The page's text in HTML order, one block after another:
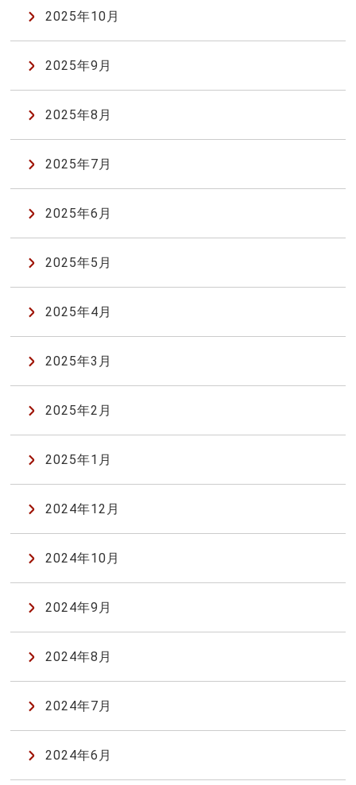
2025年10月
2025年9月
2025年8月
2025年7月
2025年6月
2025年5月
2025年4月
2025年3月
2025年2月
2025年1月
2024年12月
2024年10月
2024年9月
2024年8月
2024年7月
2024年6月